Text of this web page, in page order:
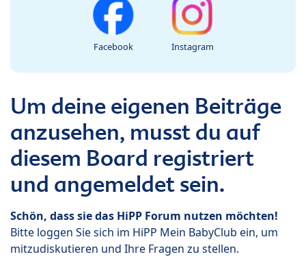
Facebook Instagram
Um deine eigenen Beiträge
anzusehen, musst du auf
diesem Board registriert
und angemeldet sein.
Schön, dass sie das HiPP Forum nutzen möchten!
Bitte loggen Sie sich im HiPP Mein BabyClub ein, um
mitzudiskutieren und Ihre Fragen zu stellen.